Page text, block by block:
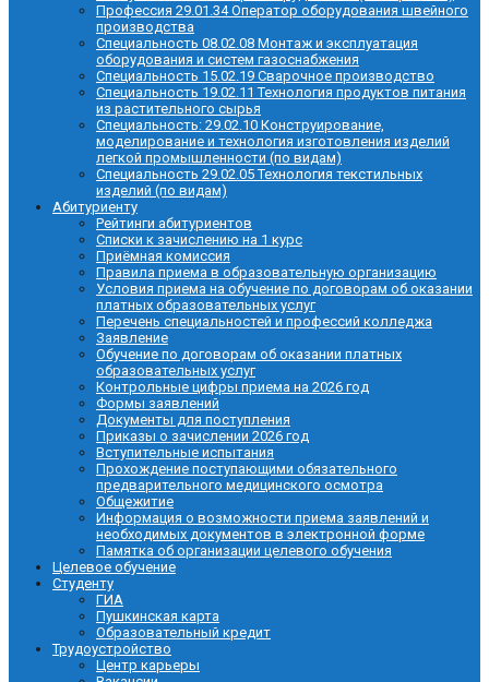
Профессия 29.01.34 Оператор оборудования швейного
производства
Специальность 08.02.08 Монтаж и эксплуатация
оборудования и систем газоснабжения
Специальность 15.02.19 Сварочное производство
Специальность 19.02.11 Технология продуктов питания
из растительного сырья
Специальность: 29.02.10 Конструирование,
моделирование и технология изготовления изделий
легкой промышленности (по видам)
Специальность 29.02.05 Технология текстильных
изделий (по видам)
Абитуриенту
Рейтинги абитуриентов
Списки к зачислению на 1 курс
Приёмная комиссия
Правила приема в образовательную организацию
Условия приема на обучение по договорам об оказании
платных образовательных услуг
Перечень специальностей и профессий колледжа
Заявление
Обучение по договорам об оказании платных
образовательных услуг
Контрольные цифры приема на 2026 год
Формы заявлений
Документы для поступления
Приказы о зачислении 2026 год
Вступительные испытания
Прохождение поступающими обязательного
предварительного медицинского осмотра
Общежитие
Информация о возможности приема заявлений и
необходимых документов в электронной форме
Памятка об организации целевого обучения
Целевое обучение
Студенту
ГИА
Пушкинская карта
Образовательный кредит
Трудоустройство
Центр карьеры